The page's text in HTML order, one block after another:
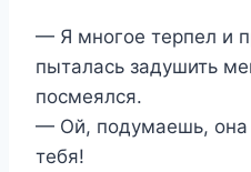
— Я многое терпел и
пыталась задушить
посмеялся.
— Ой, подумаешь, она
тебя!